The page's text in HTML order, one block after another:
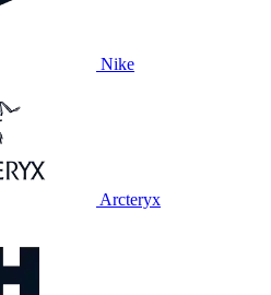
Nike
Arcteryx